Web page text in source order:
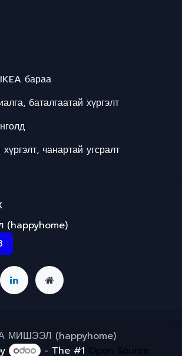
бараа
баталгаатай хүргэлт
чанартай угсралт
(happyhome)
МИШЭЭЛ (happyhome)
- The #1 Open Source